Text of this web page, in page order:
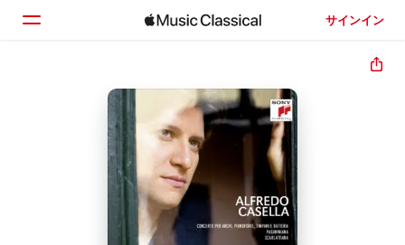
サインイン
見つける